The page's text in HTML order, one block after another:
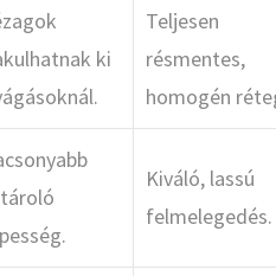
ki
Teljesen
résmentes,
homogén
Kiváló, lassú
felmelegedés.